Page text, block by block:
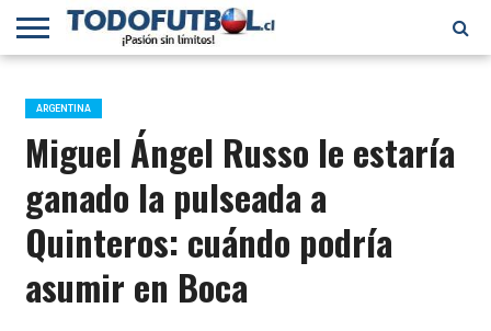
PRIMERA
B
SELECCIÓN
CHILENA
CHILENOS
EN EL
MUNDO
FÚTBOL
INTERNACIONAL
ARGENTINA
Miguel Ángel Russo le estaría
ganado la pulseada a
Quinteros: cuándo podría
asumir en Boca